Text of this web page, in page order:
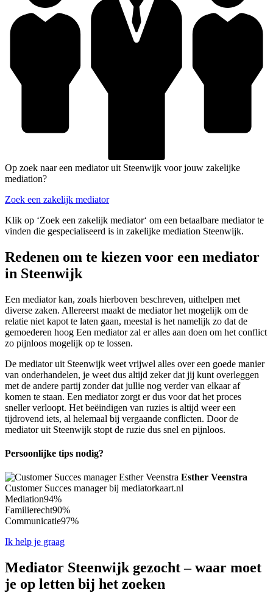
Op zoek naar een mediator uit Steenwijk voor jouw zakelijke
mediation?
Zoek een zakelijk mediator
Klik op ‘Zoek een zakelijk mediator‘ om een betaalbare mediator te
vinden die gespecialiseerd is in zakelijke mediation Steenwijk.
Redenen om te kiezen voor een mediator
in Steenwijk
Een mediator kan, zoals hierboven beschreven, uithelpen met
diverse zaken. Allereerst maakt de mediator het mogelijk om de
relatie niet kapot te laten gaan, meestal is het namelijk zo dat de
gemoederen hoog Een mediator zal er alles aan doen om het conflict
zo pijnloos mogelijk op te lossen.
De mediator uit Steenwijk weet vrijwel alles over een goede manier
van onderhandelen, je weet dus altijd zeker dat jij kunt overleggen
met de andere partij zonder dat jullie nog verder van elkaar af
komen te staan. Een mediator zorgt er dus voor dat het proces
sneller verloopt. Het beëindigen van ruzies is altijd weer een
tijdrovend iets, al helemaal bij vergaande conflicten. Door de
mediator uit Steenwijk stopt de ruzie dus snel en pijnloos.
Persoonlijke tips nodig?
Esther Veenstra
Customer Succes manager bij mediatorkaart.nl
Mediation94%
Familierecht90%
Communicatie97%
Ik help je graag
Mediator Steenwijk gezocht – waar moet
je op letten bij het zoeken